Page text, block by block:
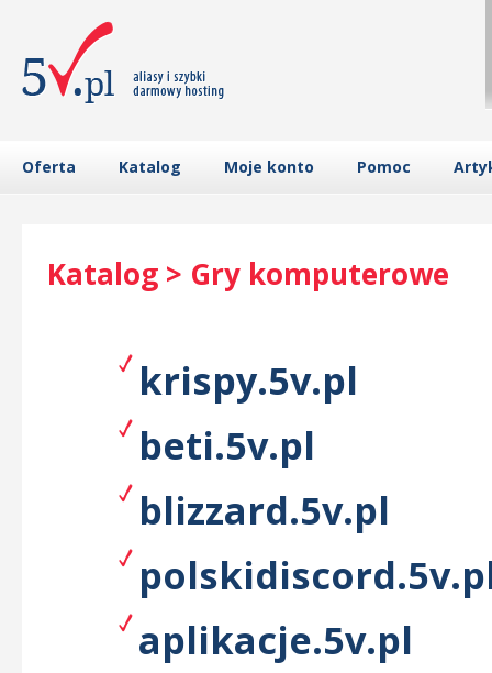
Oferta Katalog Moje konto Pomoc
Katalog > Gry komputerowe
krispy.5v.pl
beti.5v.pl
blizzard.5v.pl
aplikacje.5v.pl